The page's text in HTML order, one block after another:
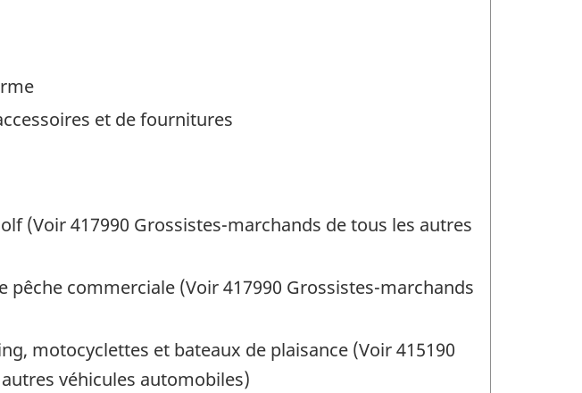
et de fournitures
(Voir 417990 Grossistes-marchands de tous les autres
commerciale (Voir 417990 Grossistes-marchands
motocyclettes et bateaux de plaisance (Voir 415190
véhicules automobiles)